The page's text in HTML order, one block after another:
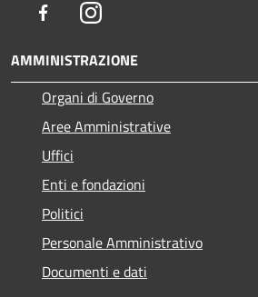
FacebookInstagram
AMMINISTRAZIONE
Organi di Governo
Aree Amministrative
Uffici
Enti e fondazioni
Politici
Personale Amministrativo
Documenti e dati